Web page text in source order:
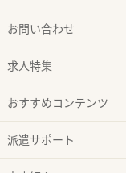
お問い合わせ
求人特集
おすすめコンテンツ
派遣サポート